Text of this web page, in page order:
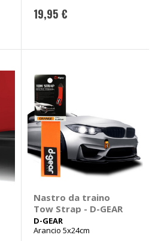
19,95 €
Nastro da traino
Tow Strap - D-GEAR
D-GEAR
Arancio 5x24cm